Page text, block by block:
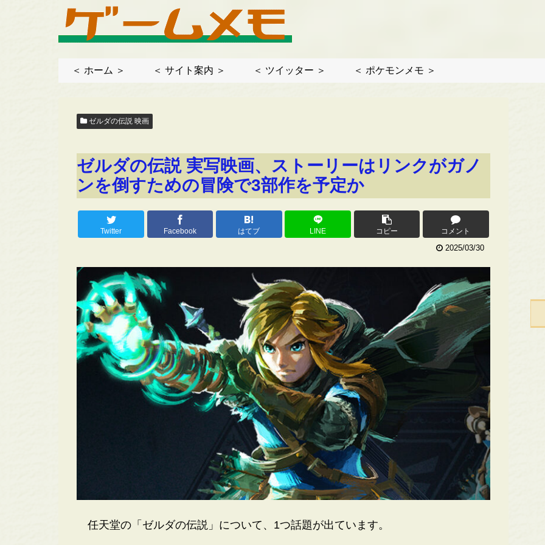
＜ ホーム ＞ ＜ サイト案内 ＞ ＜ ツイッター ＞ ＜ ポケモンメモ ＞
ゼルダの伝説 映画
ゼルダの伝説 実写映画、ストーリーはリンクがガノ
ンを倒すための冒険で3部作を予定か
Twitter Facebook はてブ LINE コピー コメント
2025/03/30
任天堂の「ゼルダの伝説」について、1つ話題が出ています。